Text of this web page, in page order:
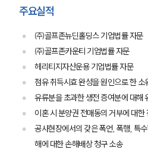
AI대륜
업무사례
주요 업무
사례분석/최
법률정
법률지
고객후기
주요실적
㈜골프존뉴딘홀딩스 기업법률 자문
㈜골프존카운티 기업법률 자문
헤리티지자산운용 기업법률 자문
점유 취득시효 완성을 원인으로 한
유류분을 초과한 생전 증여분에 대해
이혼 시 분양권 전매동의 거부에 대
공사현장에서의 갖은 폭언, 폭행, 특
해에 대한 손해배상 청구 소송